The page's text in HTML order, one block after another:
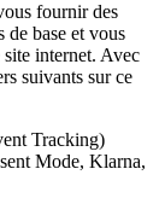
fournir des
de base et vous
internet. Avec
suivants sur ce
Tracking)
Mode, Klarna,